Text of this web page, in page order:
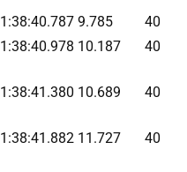
1:38:40.787 9.785
40
1:38:40.978 10.187 40
1:38:41.380 10.689 40
1:38:41.882 11.727 40